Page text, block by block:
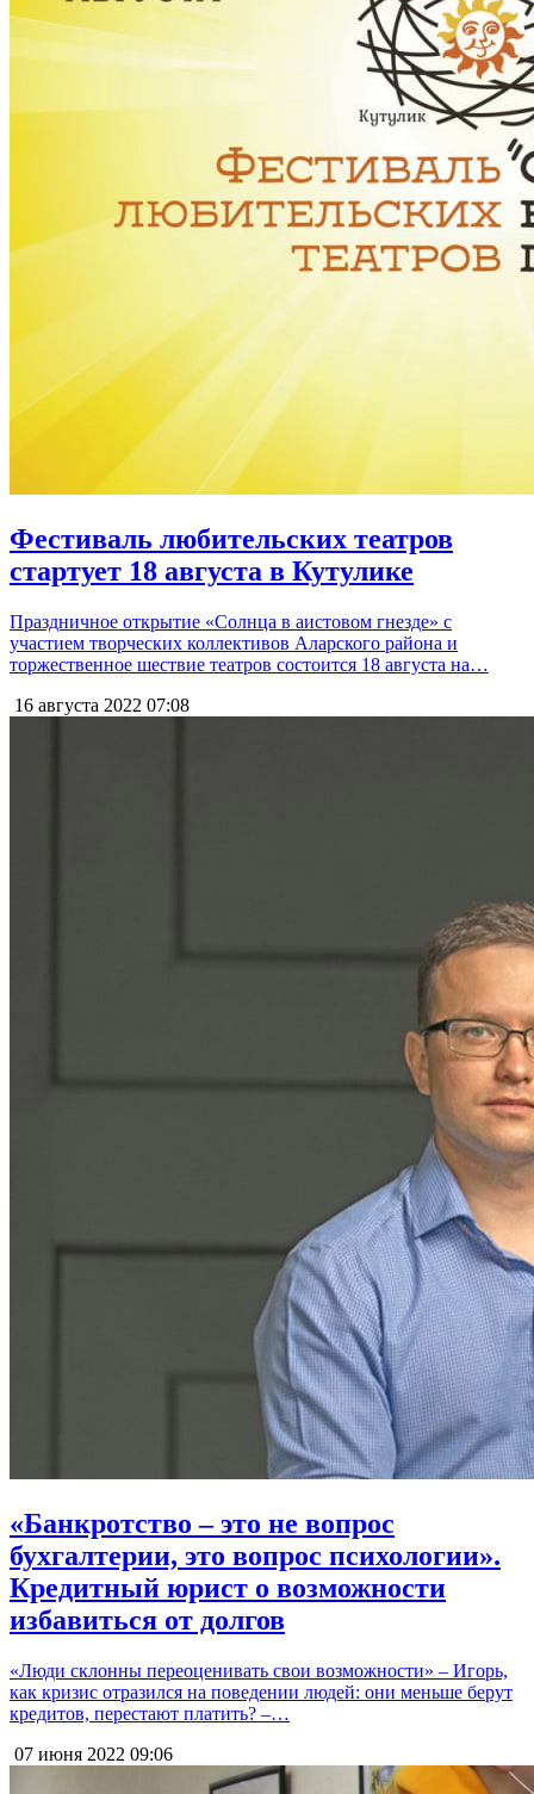
Фестиваль любительских театров
стартует 18 августа в Кутулике
Праздничное открытие «Солнца в аистовом гнезде» с
участием творческих коллективов Аларского района и
торжественное шествие театров состоится 18 августа на…
16 августа 2022 07:08
«Банкротство – это не вопрос
бухгалтерии, это вопрос психологии».
Кредитный юрист о возможности
избавиться от долгов
«Люди склонны переоценивать свои возможности» – Игорь,
как кризис отразился на поведении людей: они меньше берут
кредитов, перестают платить? –…
07 июня 2022 09:06